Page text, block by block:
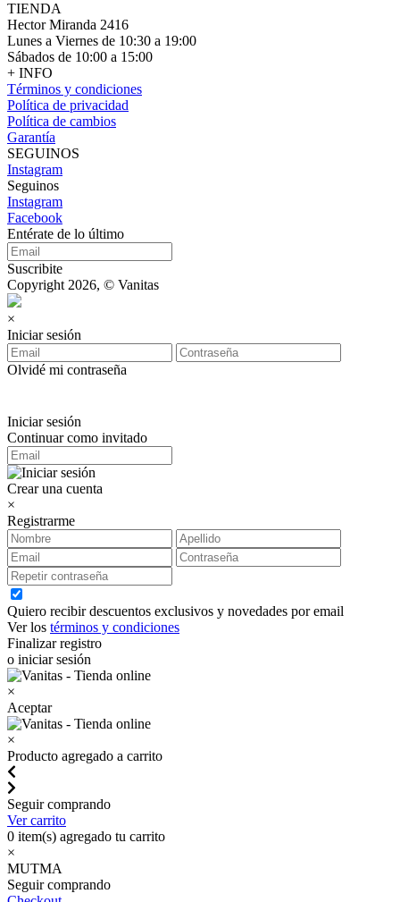
TIENDA
Hector Miranda 2416
Lunes a Viernes de 10:30 a 19:00
Sábados de 10:00 a 15:00
+ INFO
Términos y condiciones
Política de privacidad
Política de cambios
Garantía
SEGUINOS
Instagram
Seguinos
Instagram
Facebook
Entérate de lo último
Suscribite
Copyright 2026, © Vanitas
×
Iniciar sesión
Olvidé mi contraseña
Iniciar sesión
Continuar como invitado
Crear una cuenta
×
Registrarme
Quiero recibir descuentos exclusivos y novedades por email
Ver los términos y condiciones
Finalizar registro
o iniciar sesión
×
Aceptar
×
Producto agregado a carrito
Seguir comprando
Ver carrito
0 item(s) agregado tu carrito
×
MUTMA
Seguir comprando